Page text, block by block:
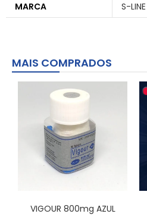
MARCA
S-LINE
MAIS COMPRADOS
VIGOUR 800mg AZUL